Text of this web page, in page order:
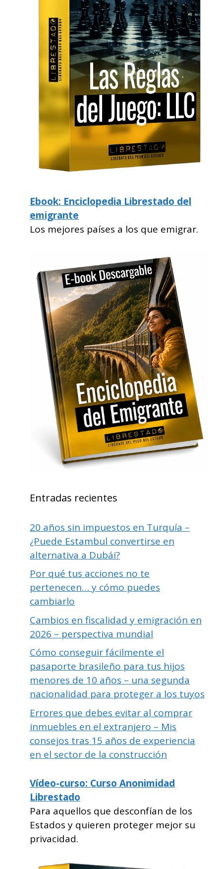
Ebook: Enciclopedia Librestado del
emigrante
Los mejores países a los que emigrar.
Entradas recientes
20 años sin impuestos en Turquía –
¿Puede Estambul convertirse en
alternativa a Dubái?
Por qué tus acciones no te
pertenecen… y cómo puedes
cambiarlo
Cambios en fiscalidad y emigración en
2026 – perspectiva mundial
Cómo conseguir fácilmente el
pasaporte brasileño para tus hijos
menores de 10 años – una segunda
nacionalidad para proteger a los tuyos
Errores que debes evitar al comprar
inmuebles en el extranjero – Mis
consejos tras 15 años de experiencia
en el sector de la construcción
Vídeo-curso: Curso Anonimidad
Librestado
Para aquellos que desconfían de los
Estados y quieren proteger mejor su
privacidad.